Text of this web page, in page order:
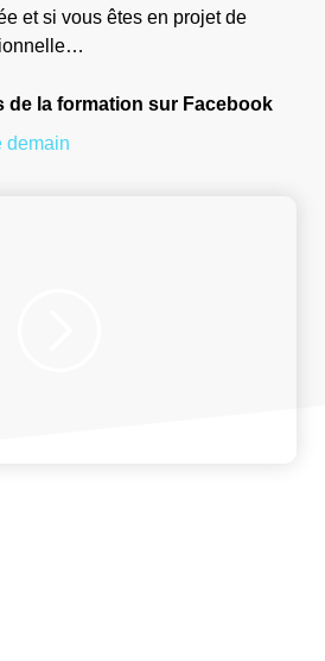
et si vous êtes en projet de
de la formation sur Facebook
demain